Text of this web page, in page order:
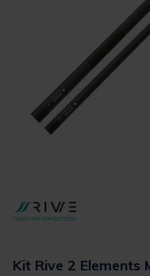
Kit Rive 2 Elements